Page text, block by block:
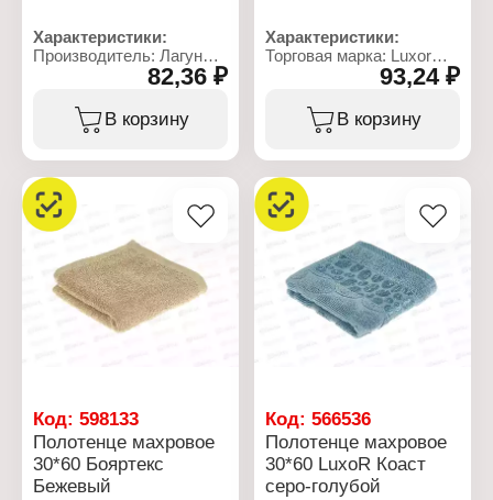
Характеристики:
Производитель: Лагуна
Артикул: ПР 29246-1
Тип товара: Полотенце
Модель: "Кофейный
Размер: 60х45 см
Материал: рогожка
Состав: 100% хлопок
Дизайн: в ассортименте
Плотность: 165 г/кв.м
82,36 ₽
В корзину
Характеристики:
Торговая марка: Luxor
Тип товара: Полотенце
Вид ткани: махровое
Размер: 30х60 см
Плотность: 400 г/кв.м
93,24 ₽
В корзину
Код: 598133
Полотенце махровое
30*60 Бояртекс
Бежевый
Код:566536
Полотенце махровое
30*60 LuxoR Коаст
серо-голубой